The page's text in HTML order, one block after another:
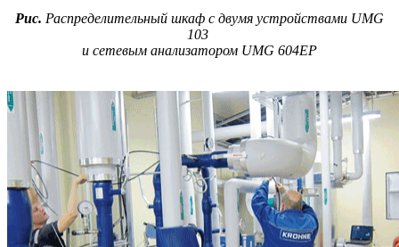
Рис. Распределительный шкаф с двумя устройствами UMG
103
и сетевым анализатором UMG 604EP